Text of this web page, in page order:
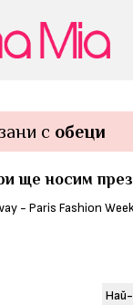
с обеци
ще носим